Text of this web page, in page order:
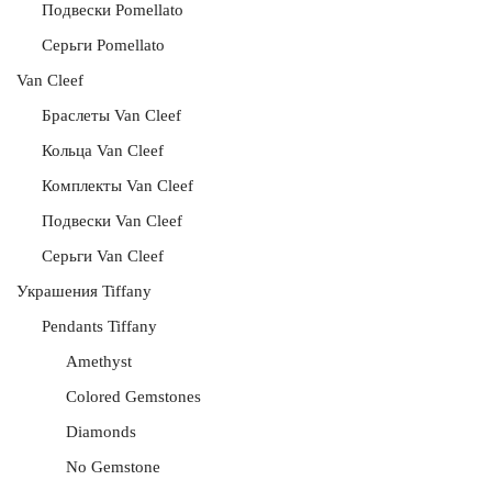
Подвески Pomellato
Серьги Pomellato
Van Cleef
Браслеты Van Cleef
Кольца Van Cleef
Комплекты Van Cleef
Подвески Van Cleef
Серьги Van Cleef
Украшения Tiffany
Pendants Tiffany
Amethyst
Colored Gemstones
Diamonds
No Gemstone